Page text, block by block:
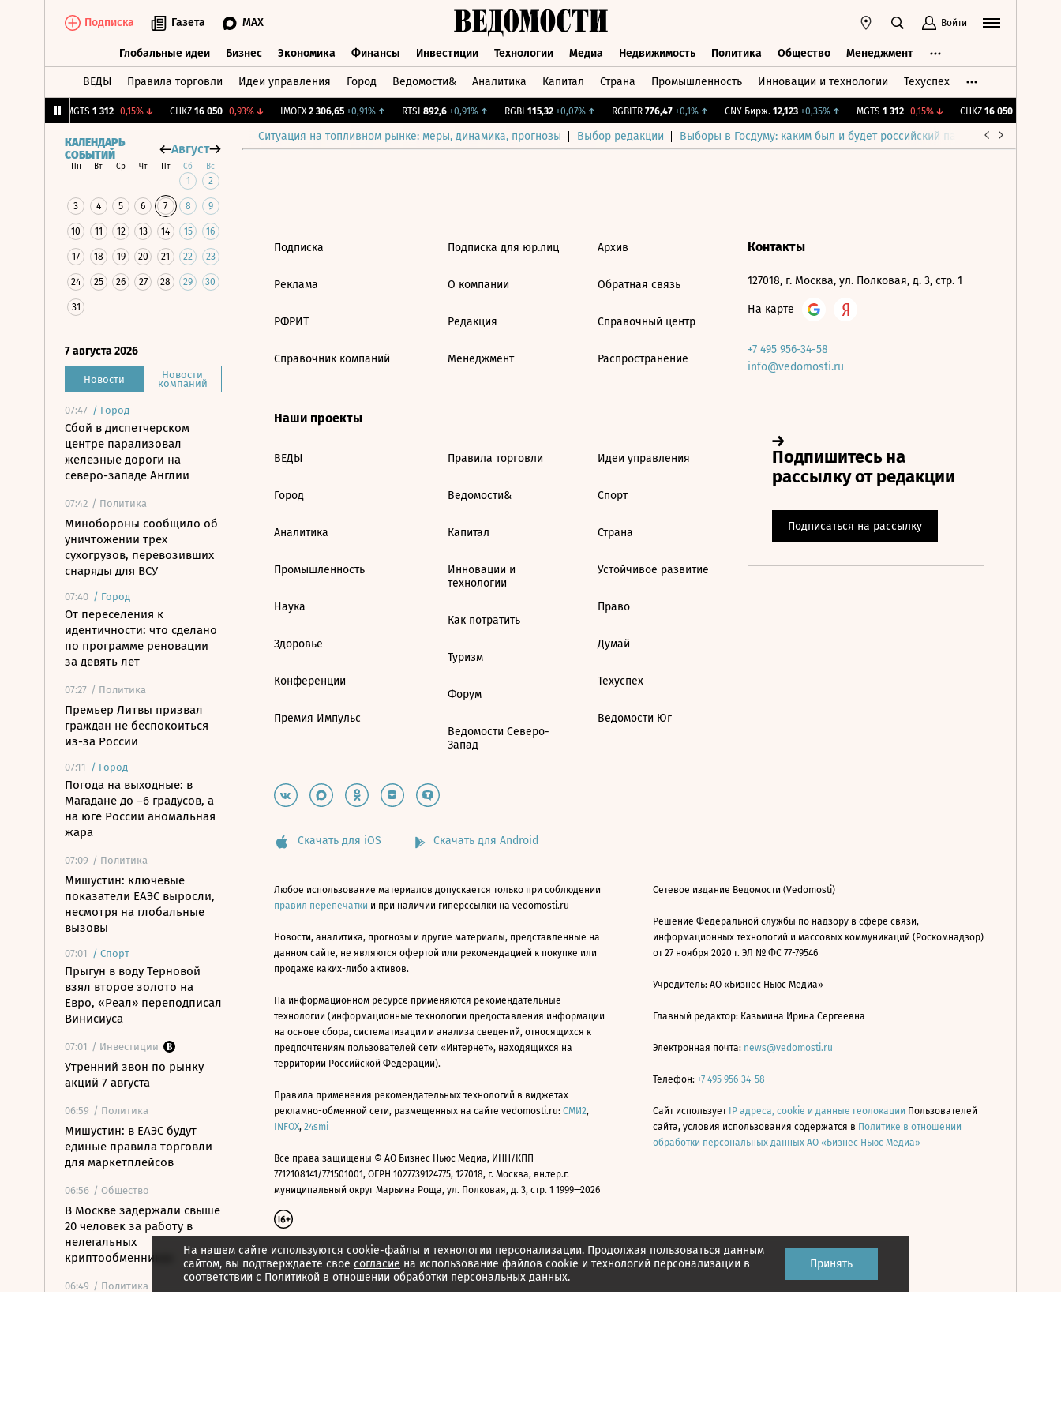
Подписка Газета MAX Войти
Глобальные идеи Бизнес Экономика Финансы Инвестиции Технологии Медиа Недвижимость Политика Общество Менеджмент
ВЕДЫ Правила торговли Идеи управления Город Ведомости& Аналитика Капитал Страна Промышленность Инновации и технологии Техуспех
MGTS 1 312 -0,15%↓ CHKZ 16 050 -0,93%↓ IMOEX 2 306,65 +0,91%↑ RTSI 892,6 +0,91%↑ RGBI 115,32 +0,07%↑ RGBITR 776,47 +0,1%↑ CNY Бирж. 12,123 +0,35%↑ MGTS 1 312 -0,15%↓ CHKZ 16 050 -0,93%
Ситуация на топливном рынке: меры, динамика, прогнозы Выбор редакции Выборы в Госдуму: каким был и будет российский парламент
КАЛЕНДАРЬ
СОБЫТИЙ
Август
Пн Вт Ср Чт Пт Сб Вс
1 2
3 4 5 6 7 8 9
10 11 12 13 14 15 16
17 18 19 20 21 22 23
24 25 26 27 28 29 30
31
7 августа 2026
Новости Новости
компаний
07:47 / Город
Сбой в диспетчерском
центре парализовал
железные дороги на
северо-западе Англии
07:42 / Политика
Минобороны сообщило об
уничтожении трех
сухогрузов, перевозивших
снаряды для ВСУ
07:40 / Город
От переселения к
идентичности: что сделано
по программе реновации
за девять лет
07:27 / Политика
Премьер Литвы призвал
граждан не беспокоиться
из-за России
07:11 / Город
Погода на выходные: в
Магадане до –6 градусов, а
на юге России аномальная
жара
07:09 / Политика
Мишустин: ключевые
показатели ЕАЭС выросли,
несмотря на глобальные
вызовы
07:01 / Спорт
Прыгун в воду Терновой
взял второе золото на
Евро, «Реал» переподписал
Винисиуса
07:01 / Инвестиции
Утренний звон по рынку
акций 7 августа
06:59 / Политика
Мишустин: в ЕАЭС будут
единые правила торговли
для маркетплейсов
06:56 / Общество
В Москве задержали свыше
20 человек за работу в
нелегальных
криптообменниках
06:49 / Политика
На нашем сайте используются cookie-файлы и технологии персонализации. Продолжая пользоваться данным
сайтом, вы подтверждаете свое согласие на использование файлов cookie и технологий персонализации в
соответствии с Политикой в отношении обработки персональных данных.
Принять
Подписка
Реклама
РФРИТ
Справочник компаний
Подписка для юр.лиц
О компании
Редакция
Менеджмент
Архив
Обратная связь
Справочный центр
Распространение
Наши проекты
ВЕДЫ
Город
Аналитика
Промышленность
Наука
Здоровье
Конференции
Премия Импульс
Правила торговли
Ведомости&
Капитал
Инновации и
технологии
Как потратить
Туризм
Форум
Ведомости Северо-
Запад
Идеи управления
Спорт
Страна
Устойчивое развитие
Право
Думай
Техуспех
Ведомости Юг
Контакты
127018, г. Москва, ул. Полковая, д. 3, стр. 1
На карте
+7 495 956-34-58
info@vedomosti.ru
Скачать для iOS Скачать для Android
Любое использование материалов допускается только при соблюдении
правил перепечатки и при наличии гиперссылки на vedomosti.ru
Новости, аналитика, прогнозы и другие материалы, представленные на
данном сайте, не являются офертой или рекомендацией к покупке или
продаже каких-либо активов.
На информационном ресурсе применяются рекомендательные
технологии (информационные технологии предоставления информации
на основе сбора, систематизации и анализа сведений, относящихся к
предпочтениям пользователей сети «Интернет», находящихся на
территории Российской Федерации).
Правила применения рекомендательных технологий в виджетах
рекламно-обменной сети, размещенных на сайте vedomosti.ru: СМИ2,
INFOX, 24smi
Все права защищены © АО Бизнес Ньюс Медиа, ИНН/КПП
7712108141/771501001, ОГРН 1027739124775, 127018, г. Москва, вн.тер.г.
муниципальный округ Марьина Роща, ул. Полковая, д. 3, стр. 1 1999—2026
Сетевое издание Ведомости (Vedomosti)
Решение Федеральной службы по надзору в сфере связи,
информационных технологий и массовых коммуникаций (Роскомнадзор)
от 27 ноября 2020 г. ЭЛ № ФС 77-79546
Учредитель: АО «Бизнес Ньюс Медиа»
Главный редактор: Казьмина Ирина Сергеевна
Электронная почта: news@vedomosti.ru
Телефон: +7 495 956-34-58
Сайт использует IP адреса, cookie и данные геолокации Пользователей
сайта, условия использования содержатся в Политике в отношении
обработки персональных данных АО «Бизнес Ньюс Медиа»